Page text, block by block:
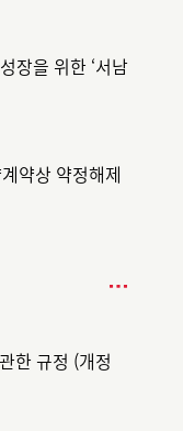
장을 위한 ‘서남
약상 약정해제
한 규정 (개정